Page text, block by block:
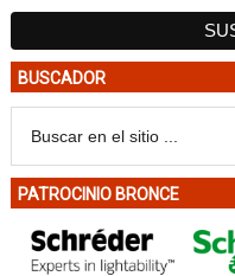
BUSCADOR
PATROCINIO BRONCE